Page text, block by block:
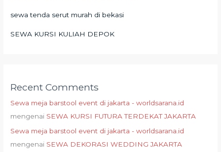
sewa tenda serut murah di bekasi
SEWA KURSI KULIAH DEPOK
Recent Comments
Sewa meja barstool event di jakarta - worldsarana.id
mengenai SEWA KURSI FUTURA TERDEKAT JAKARTA
Sewa meja barstool event di jakarta - worldsarana.id
mengenai SEWA DEKORASI WEDDING JAKARTA